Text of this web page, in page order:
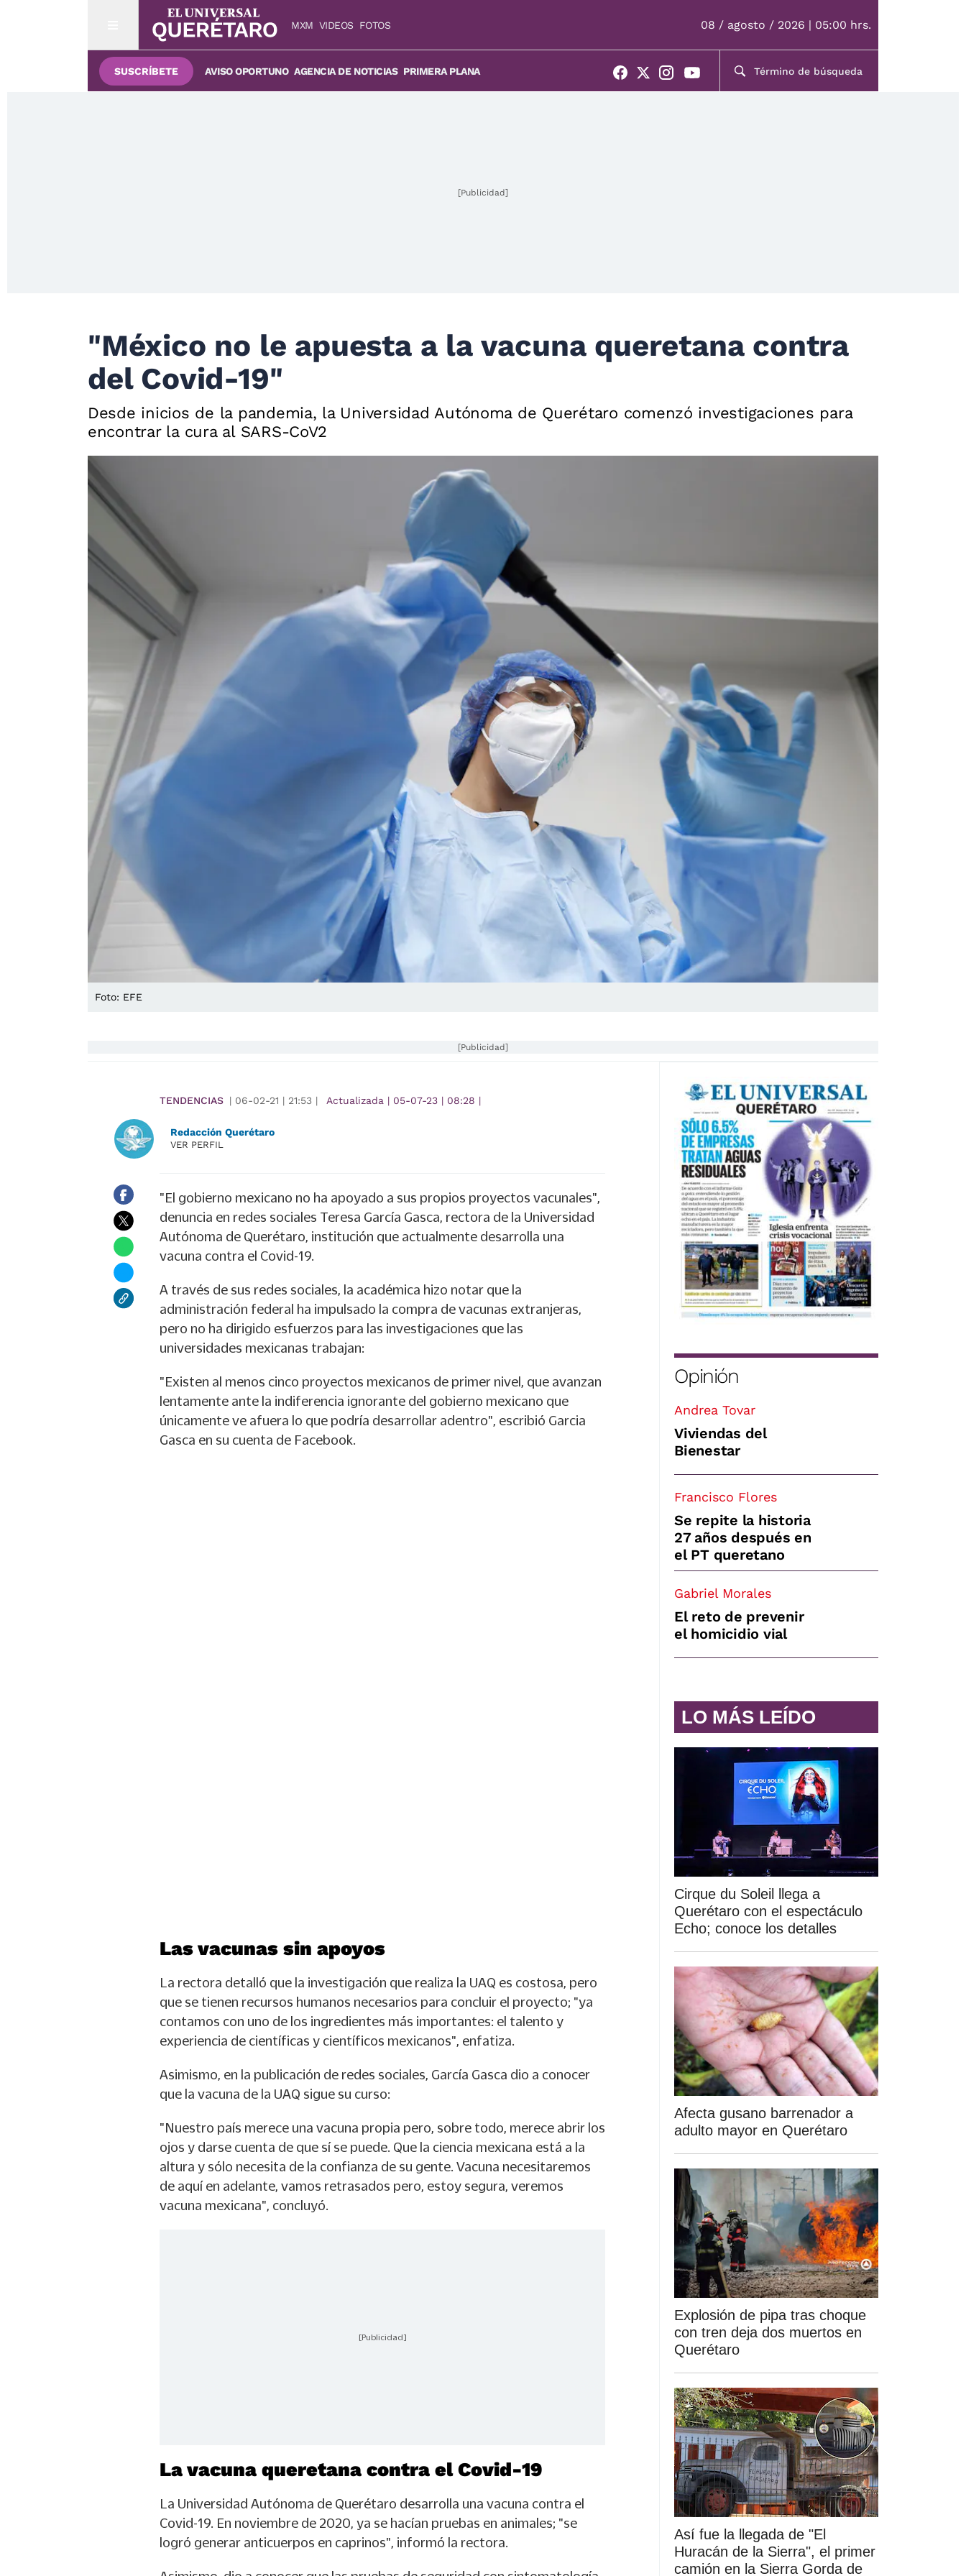
MXM VIDEOS FOTOS 08 / agosto / 2026 | 05:00 hrs.
SUSCRÍBETE AVISO OPORTUNO AGENCIA DE NOTICIAS PRIMERA PLANA
[Publicidad]
"México no le apuesta a la vacuna queretana contra
del Covid-19"
Desde inicios de la pandemia, la Universidad Autónoma de Querétaro comenzó investigaciones para
encontrar la cura al SARS-CoV2
Foto: EFE
[Publicidad]
TENDENCIAS | 06-02-21 | 21:53 | Actualizada | 05-07-23 | 08:28 |
Redacción Querétaro
VER PERFIL
"El gobierno mexicano no ha apoyado a sus propios proyectos vacunales",
denuncia en redes sociales Teresa García Gasca, rectora de la Universidad
Autónoma de Querétaro, institución que actualmente desarrolla una
vacuna contra el Covid-19.
A través de sus redes sociales, la académica hizo notar que la
administración federal ha impulsado la compra de vacunas extranjeras,
pero no ha dirigido esfuerzos para las investigaciones que las
universidades mexicanas trabajan:
"Existen al menos cinco proyectos mexicanos de primer nivel, que avanzan
lentamente ante la indiferencia ignorante del gobierno mexicano que
únicamente ve afuera lo que podría desarrollar adentro", escribió Garcia
Gasca en su cuenta de Facebook.
Las vacunas sin apoyos
La rectora detalló que la investigación que realiza la UAQ es costosa, pero
que se tienen recursos humanos necesarios para concluir el proyecto; "ya
contamos con uno de los ingredientes más importantes: el talento y
experiencia de científicas y científicos mexicanos", enfatiza.
Asimismo, en la publicación de redes sociales, García Gasca dio a conocer
que la vacuna de la UAQ sigue su curso:
"Nuestro país merece una vacuna propia pero, sobre todo, merece abrir los
ojos y darse cuenta de que sí se puede. Que la ciencia mexicana está a la
altura y sólo necesita de la confianza de su gente. Vacuna necesitaremos
de aquí en adelante, vamos retrasados pero, estoy segura, veremos
vacuna mexicana", concluyó.
[Publicidad]
La vacuna queretana contra el Covid-19
La Universidad Autónoma de Querétaro desarrolla una vacuna contra el
Covid-19. En noviembre de 2020, ya se hacían pruebas en animales; "se
logró generar anticuerpos en caprinos", informó la rectora.
Opinión
Andrea Tovar
Viviendas del
Bienestar
Francisco Flores
Se repite la historia
27 años después en
el PT queretano
Gabriel Morales
El reto de prevenir
el homicidio vial
LO MÁS LEÍDO
Cirque du Soleil llega a
Querétaro con el espectáculo
Echo; conoce los detalles
Afecta gusano barrenador a
adulto mayor en Querétaro
Explosión de pipa tras choque
con tren deja dos muertos en
Querétaro
Así fue la llegada de "El
Huracán de la Sierra", el primer
camión en la Sierra Gorda de